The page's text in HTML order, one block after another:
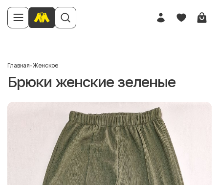
Главная-Женское
Брюки женские зеленые